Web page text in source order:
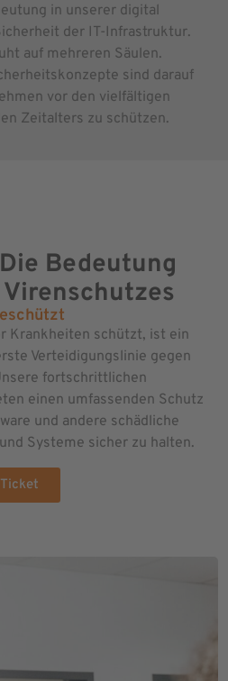
in unserer digital
der IT-Infrastruktur.
auf mehreren Säulen.
sind darauf
vor den vielfältigen
Zeitalters zu schützen.
Bedeutung
Krankheiten schützt, ist ein
Verteidigungslinie gegen
fortschrittlichen
einen umfassenden Schutz
und andere schädliche
Systeme sicher zu halten.